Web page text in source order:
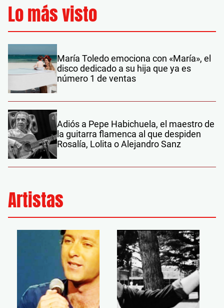
Lo más visto
María Toledo emociona con «María», el
disco dedicado a su hija que ya es
número 1 de ventas
Adiós a Pepe Habichuela, el maestro de
la guitarra flamenca al que despiden
Rosalía, Lolita o Alejandro Sanz
Artistas